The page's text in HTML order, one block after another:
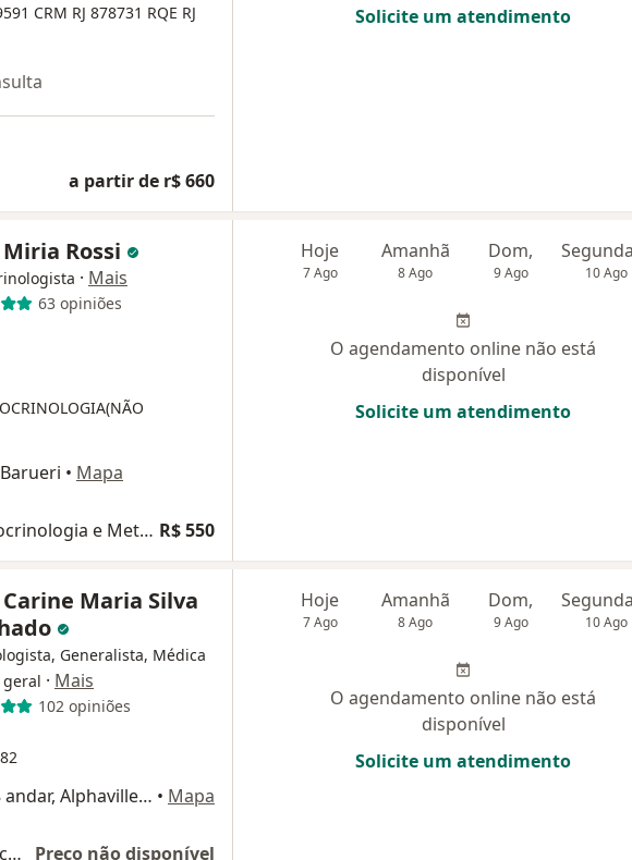
CRM RJ 878731 RQE RJ
a partir de r$ 660
Solicite um atendimento
Rossi
· Mais
63 opiniões
• Mapa
Primeira consulta Endocrinologia e Metabologia R$ 550
Hoje
7 Ago
Amanhã
8 Ago
Dom,
9 Ago 10 Ago
O agendamento online não está
disponível
Solicite um atendimento
Maria Silva
Generalista, Médica
· Mais
102 opiniões
Alameda Grajaú, 98, 18 andar, Alphaville Industrial, Barueri • Mapa
Primeira consulta ginecologia e obstetrícia Preço não disponível
Hoje
7 Ago
Amanhã
8 Ago
Dom,
9 Ago 10 Ago
O agendamento online não está
disponível
Solicite um atendimento